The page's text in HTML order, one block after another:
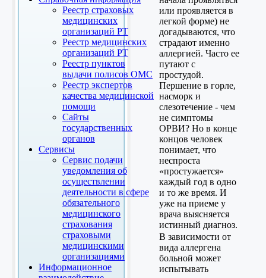
Реестр страховых
медицинских
организаций РТ
Реестр медицинских
организаций РТ
Реестр пунктов
выдачи полисов ОМС
Реестр экспертов
качества медицинской
помощи
Сайты
государственных
органов
Сервисы
Сервис подачи
уведомления об
осуществлении
деятельности в сфере
обязательного
медицинского
страхования
страховыми
медицинскими
организациями
Информационное
или проявляется в
легкой форме) не
догадываются, что
страдают именно
аллергией. Часто ее
путают с
простудой.
Першение в горле,
насморк и
слезотечение - чем
не симптомы
ОРВИ? Но в конце
концов человек
понимает, что
неспроста
«простужается»
каждый год в одно
и то же время. И
уже на приеме у
врача выясняется
истинный диагноз.
В зависимости от
вида аллергена
больной может
испытывать